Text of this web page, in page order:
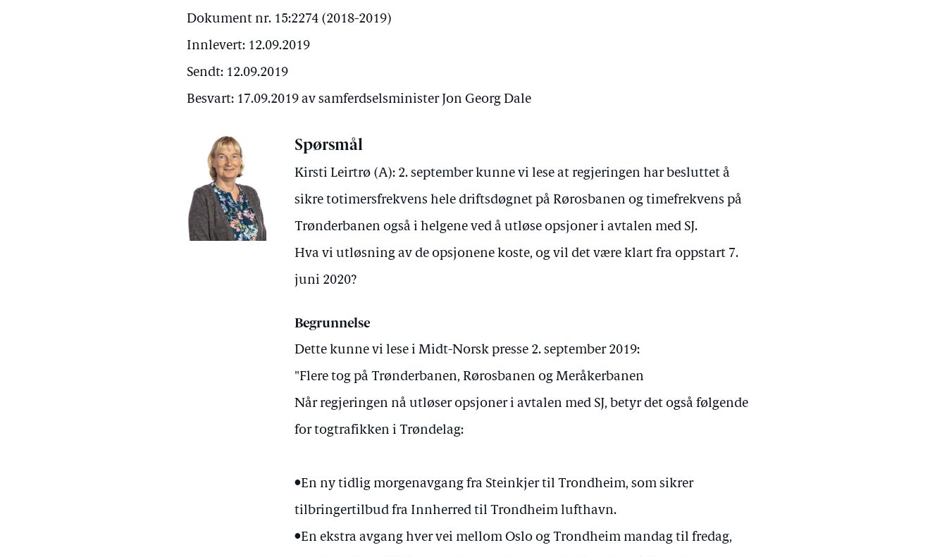
Dokument nr. 15:2274 (2018-2019)
Innlevert: 12.09.2019
Sendt: 12.09.2019
Besvart: 17.09.2019 av samferdselsminister Jon Georg Dale
Spørsmål
Kirsti Leirtrø (A): 2. september kunne vi lese at regjeringen har besluttet å
sikre totimersfrekvens hele driftsdøgnet på Rørosbanen og timefrekvens på
Trønderbanen også i helgene ved å utløse opsjoner i avtalen med SJ.
Hva vi utløsning av de opsjonene koste, og vil det være klart fra oppstart 7.
juni 2020?
Begrunnelse
Dette kunne vi lese i Midt-Norsk presse 2. september 2019:
"Flere tog på Trønderbanen, Rørosbanen og Meråkerbanen
Når regjeringen nå utløser opsjoner i avtalen med SJ, betyr det også følgende
for togtrafikken i Trøndelag:
•En ny tidlig morgenavgang fra Steinkjer til Trondheim, som sikrer
tilbringertilbud fra Innherred til Trondheim lufthavn.
•En ekstra avgang hver vei mellom Oslo og Trondheim mandag til fredag,